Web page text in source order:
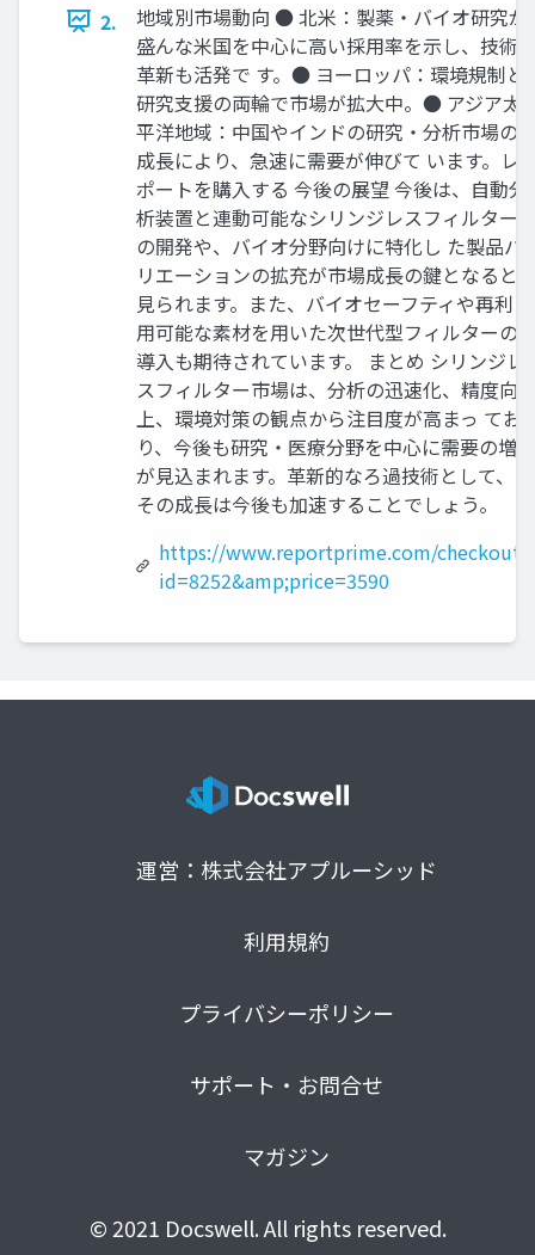
2.
地域別市場動向 ●​ 北米：製薬・バイオ研究が
盛んな米国を中心に高い採用率を示し、技術
革新も活発で す。​ ●​ ヨーロッパ：環境規制と
研究支援の両輪で市場が拡大中。​ ●​ アジア太
平洋地域：中国やインドの研究・分析市場の
成長により、急速に需要が伸びて います。​ レ
ポートを購入する 今後の展望 今後は、自動分
析装置と連動可能なシリンジレスフィルター
の開発や、バイオ分野向けに特化し た製品バ
リエーションの拡充が市場成長の鍵となると
見られます。また、バイオセーフティや再利
用可能な素材を用いた次世代型フィルターの
導入も期待されています。 まとめ シリンジレ
スフィルター市場は、分析の迅速化、精度向
上、環境対策の観点から注目度が高まっ てお
り、今後も研究・医療分野を中心に需要の増加
が見込まれます。革新的なろ過技術として、
その成長は今後も加速することでしょう。
https://www.reportprime.com/checkout?
id=8252&amp;price=3590
運営：株式会社アプルーシッド
利用規約
プライバシーポリシー
サポート・お問合せ
マガジン
© 2021 Docswell. All rights reserved.